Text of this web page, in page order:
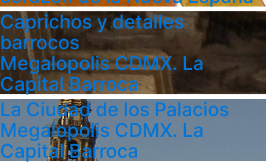
Caprichos y detalles
barrocos
Megalopolis CDMX. La
Capital Barroca
La Ciudad de los Palacios
Megalopolis CDMX. La
Capital Barroca